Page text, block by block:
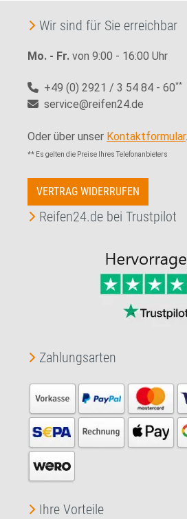
Wir sind für Sie erreichbar
Mo. - Fr. von 9:00 - 16:00 Uhr
+49 (0) 2921 / 3 54 84 - 60**
service@reifen24.de
Oder über unser Kontaktformular.
** Es gelten die Preise Ihres Telefonanbieters
VERTRAG WIDERRUFEN
Reifen24.de bei Trustpilot
Zahlungsarten
Ihre Vorteile